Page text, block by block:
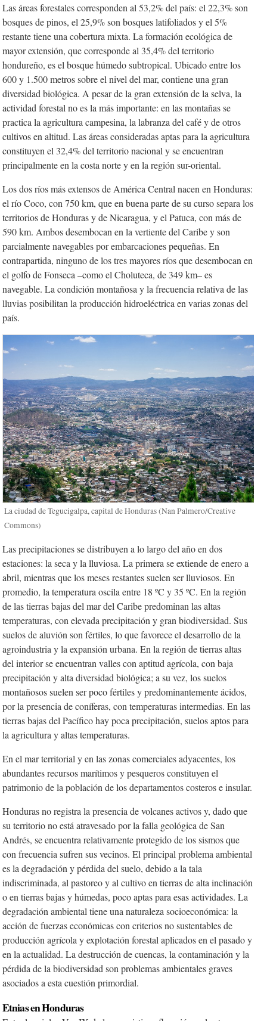
Las áreas forestales corresponden al 53,2% del país: el 22,3% son
bosques de pinos, el 25,9% son bosques latifoliados y el 5%
restante tiene una cobertura mixta. La formación ecológica de
mayor extensión, que corresponde al 35,4% del territorio
hondureño, es el bosque húmedo subtropical. Ubicado entre los
600 y 1.500 metros sobre el nivel del mar, contiene una gran
diversidad biológica. A pesar de la gran extensión de la selva, la
actividad forestal no es la más importante: en las montañas se
practica la agricultura campesina, la labranza del café y de otros
cultivos en altitud. Las áreas consideradas aptas para la agricultura
constituyen el 32,4% del territorio nacional y se encuentran
principalmente en la costa norte y en la región sur-oriental.
Los dos ríos más extensos de América Central nacen en Honduras:
el río Coco, con 750 km, que en buena parte de su curso separa los
territorios de Honduras y de Nicaragua, y el Patuca, con más de
590 km. Ambos desembocan en la vertiente del Caribe y son
parcialmente navegables por embarcaciones pequeñas. En
contrapartida, ninguno de los tres mayores ríos que desembocan en
el golfo de Fonseca –como el Choluteca, de 349 km– es
navegable. La condición montañosa y la frecuencia relativa de las
lluvias posibilitan la producción hidroeléctrica en varias zonas del
país.
La ciudad de Tegucigalpa, capital de Honduras (Nan Palmero/Creative
Commons)
Las precipitaciones se distribuyen a lo largo del año en dos
estaciones: la seca y la lluviosa. La primera se extiende de enero a
abril, mientras que los meses restantes suelen ser lluviosos. En
promedio, la temperatura oscila entre 18 ºC y 35 ºC. En la región
de las tierras bajas del mar del Caribe predominan las altas
temperaturas, con elevada precipitación y gran biodiversidad. Sus
suelos de aluvión son fértiles, lo que favorece el desarrollo de la
agroindustria y la expansión urbana. En la región de tierras altas
del interior se encuentran valles con aptitud agrícola, con baja
precipitación y alta diversidad biológica; a su vez, los suelos
montañosos suelen ser poco fértiles y predominantemente ácidos,
por la presencia de coníferas, con temperaturas intermedias. En las
tierras bajas del Pacífico hay poca precipitación, suelos aptos para
la agricultura y altas temperaturas.
En el mar territorial y en las zonas comerciales adyacentes, los
abundantes recursos marítimos y pesqueros constituyen el
patrimonio de la población de los departamentos costeros e insular.
Honduras no registra la presencia de volcanes activos y, dado que
su territorio no está atravesado por la falla geológica de San
Andrés, se encuentra relativamente protegido de los sismos que
con frecuencia sufren sus vecinos. El principal problema ambiental
es la degradación y pérdida del suelo, debido a la tala
indiscriminada, al pastoreo y al cultivo en tierras de alta inclinación
o en tierras bajas y húmedas, poco aptas para esas actividades. La
degradación ambiental tiene una naturaleza socioeconómica: la
acción de fuerzas económicas con criterios no sustentables de
producción agrícola y explotación forestal aplicados en el pasado y
en la actualidad. La destrucción de cuencas, la contaminación y la
pérdida de la biodiversidad son problemas ambientales graves
asociados a esta cuestión primordial.
Etnias en Honduras